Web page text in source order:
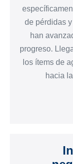
de pérdidas
han
progreso.
los ítems de
hacia